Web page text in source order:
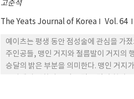
고준석
The Yeats Journal of Korea Vol. 64
예이츠는 평생 동안 점성술에 관심을 가
주인공들, 맹인 거지와 절름발이 거지의
승달의 밝은 부분을 의미한다. 맹인 거지
들이 인간의 운명과 성격뿐만 아니라 자